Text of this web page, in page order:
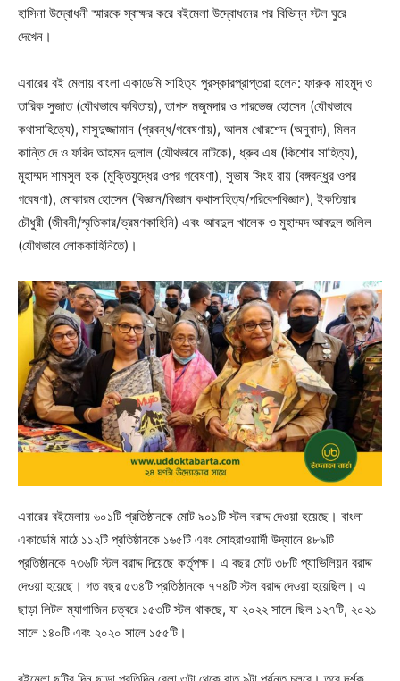
হাসিনা উদ্বোধনী স্মারকে স্বাক্ষর করে বইমেলা উদ্বোধনের পর বিভিন্ন স্টল ঘুরে
দেখেন।
এবারের বই মেলায় বাংলা একাডেমি সাহিত্য পুরস্কারপ্রাপ্তরা হলেন: ফারুক মাহমুদ ও
তারিক সুজাত (যৌথভাবে কবিতায়), তাপস মজুমদার ও পারভেজ হোসেন (যৌথভাবে
কথাসাহিত্যে), মাসুদুজ্জামান (প্রবন্ধ/গবেষণায়), আলম খোরশেদ (অনুবাদ), মিলন
কান্তি দে ও ফরিদ আহমদ দুলাল (যৌথভাবে নাটকে), ধ্রুব এষ (কিশোর সাহিত্য),
মুহাম্মদ শামসুল হক (মুক্তিযুদ্ধের ওপর গবেষণা), সুভাষ সিংহ রায় (বঙ্গবন্ধুর ওপর
গবেষণা), মোকারম হোসেন (বিজ্ঞান/বিজ্ঞান কথাসাহিত্য/পরিবেশবিজ্ঞান), ইকতিয়ার
চৌধুরী (জীবনী/স্মৃতিকার/ভ্রমণকাহিনি) এবং আবদুল খালেক ও মুহাম্মদ আবদুল জলিল
(যৌথভাবে লোককাহিনিতে)।
এবারের বইমেলায় ৬০১টি প্রতিষ্ঠানকে মোট ৯০১টি স্টল বরাদ্দ দেওয়া হয়েছে। বাংলা
একাডেমি মাঠে ১১২টি প্রতিষ্ঠানকে ১৬৫টি এবং সোহরাওয়ার্দী উদ্যানে ৪৮৯টি
প্রতিষ্ঠানকে ৭৩৬টি স্টল বরাদ্দ দিয়েছে কর্তৃপক্ষ। এ বছর মোট ৩৮টি প্যাভিলিয়ন বরাদ্দ
দেওয়া হয়েছে। গত বছর ৫৩৪টি প্রতিষ্ঠানকে ৭৭৪টি স্টল বরাদ্দ দেওয়া হয়েছিল। এ
ছাড়া লিটল ম্যাগাজিন চত্বরে ১৫৩টি স্টল থাকছে, যা ২০২২ সালে ছিল ১২৭টি, ২০২১
সালে ১৪০টি এবং ২০২০ সালে ১৫৫টি।